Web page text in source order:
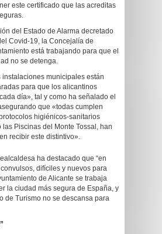
este certificado que las acreditas
del Estado de Alarma decretado
Covid-19, la Concejalía de
está trabajando para que el
no se detenga.
instalaciones municipales están
para que los alicantinos
día», tal y como ha señalado el
que «todas cumplen
higiénicos-sanitarios
Piscinas del Monte Tossal, han
recibir este distintivo».
ha destacado que “en
difíciles y nuevos para
de Alicante se trabaja
la ciudad más segura de España, y
de Turismo no se descansa para